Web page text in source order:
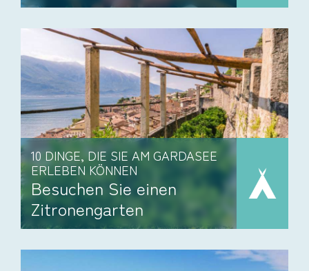
10 DINGE, DIE SIE AM GARDASEE
ERLEBEN KÖNNEN
Besuchen Sie einen
Zitronengarten